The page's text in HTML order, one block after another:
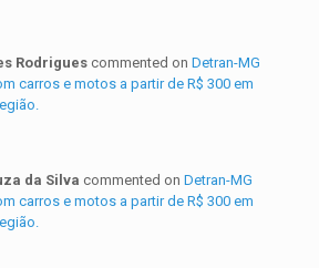
Rodrigues commented on Detran-MG
carros e motos a partir de R$ 300 em
da Silva commented on Detran-MG
carros e motos a partir de R$ 300 em